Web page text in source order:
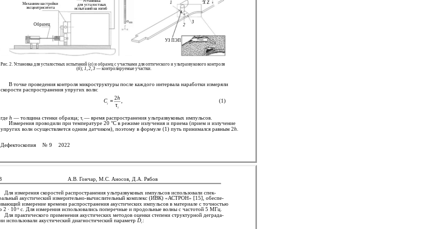
Механизм настройки 1 X Z
для усталостных
эксцентриситета испытаний на изгиб
3
Образец 2
УЗ ПЭП
Рис. 2. Установка для усталостных испытаний (а) и образец с участками для оптического и ультразвукового контроля
(б); 1, 2, 3— контролируемые участки.
В точке проведения контроля микроструктуры после каждого интервала наработки измеряли
скорости распространения упругих волн:
2h
C = , (1)
i τi
где h — толщина стенки образца; τi — время распространения ультразвуковых импульсов.
Измерения проводили при температуре 20 °С в режиме излучения и приема (прием и излучение
упругих волн осуществляется одним датчиком), поэтому в формуле (1) путь принимался равным 2h
Дефектоскопия № 9 2022
А.В. Гончар, М.С. Аносов, Д.А. Рябов
Для измерения скоростей распространения ультразвуковых импульсов использовали спек-
акустический измерительно-вычислительный комплекс (ИВК) «АСТРОН» [15], обеспе-
измерение времени распространения акустических импульсов в материале с точностью
2 · 10-9 с. Для измерения использовались поперечные и продольные волны с частотой 5 МГц.
Для практического применения акустических методов оценки степени структурной деграда-
использовали акустический диагностический параметр Dс: